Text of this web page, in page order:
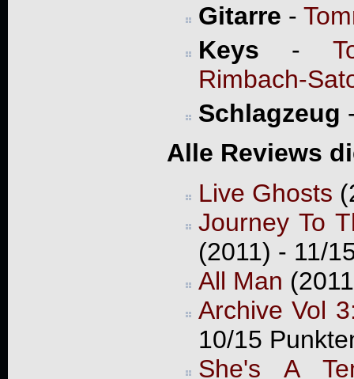
Gitarre -
Keys -
Rimbach-
Schlagzeug
Alle Reviews
Live Ghosts
Journey To
(2011) - 11/
All Man
Archive Vol
10/15
She's A